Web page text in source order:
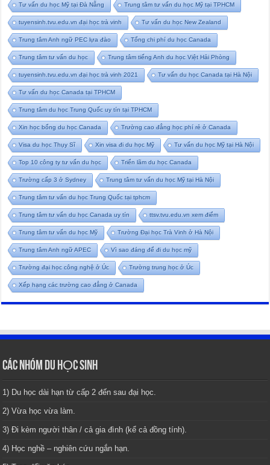
Tư vấn du học Mỹ tại Đà Nẵng Trung tâm tư vấn du học Mỹ tại TPHCM
tuyensinh.tvu.edu.vn đại học trà vinh Tư vấn du học New Zealand
Trung tâm Anh ngữ PEC lựa đào Tổng chi phí du học Canada
Trung tâm tư vấn du học Trung tâm tiếng Anh du học Việt Hải Phòng
tuyensinh.tvu.edu.vn đại học trà vinh 2021 Tư vấn du học Canada tại Hà Nội
Tư vấn du học Canada tại TPHCM
Trung tâm du học Trung Quốc uy tín tại TPHCM
Xin học bổng du học Canada Trường cao đẳng học phí rẻ ở Canada
Visa du học Thụy Sĩ Xin visa đi du học Mỹ Tư vấn du học Mỹ tại Hà Nội
Top 10 công ty tư vấn du học Triển lãm du học Canada
Trường cấp 3 ở Sydney Trung tâm tư vấn du học Mỹ tại Hà Nội
Trung tâm tư vấn du học Trung Quốc tại tphcm
Trung tâm tư vấn du học Canada uy tín ttsv.tvu.edu.vn xem điểm
Trung tâm tư vấn du học Mỹ Trường Đại học Trà Vinh ở Hà Nội
Trung tâm Anh ngữ APEC Vì sao đáng để đi du học mỹ
Trường đại học công nghệ ở Úc Trường trung học ở Úc
Xếp hạng các trường cao đẳng ở Canada
CÁC NHÓM DU HỌC SINH
1) Du học dài hạn từ cấp 2 đến sau đại học.
2) Vừa học vừa làm.
3) Đi kèm người thân / cả gia đình (kể cả đồng tính).
4) Học nghề – nghiên cứu ngắn hạn.